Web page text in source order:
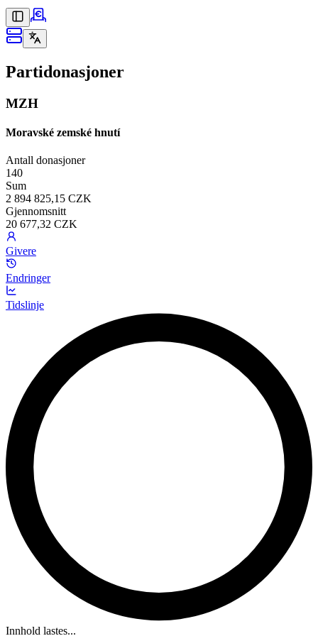
Partidonasjoner
MZH
Moravské zemské hnutí
Antall donasjoner
140
Sum
2 894 825,15 CZK
Gjennomsnitt
20 677,32 CZK
Givere
Endringer
Tidslinje
Innhold lastes...